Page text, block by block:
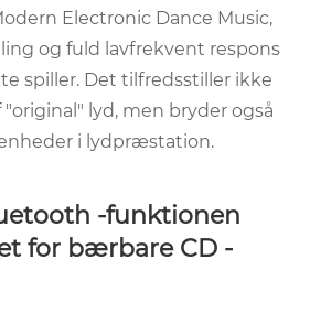
Electronic Dance Music,
og fuld lavfrekvent respons
spiller. Det tilfredsstiller ikke
lyd, men bryder også
i lydpræstation.
-funktionen
for bærbare CD -